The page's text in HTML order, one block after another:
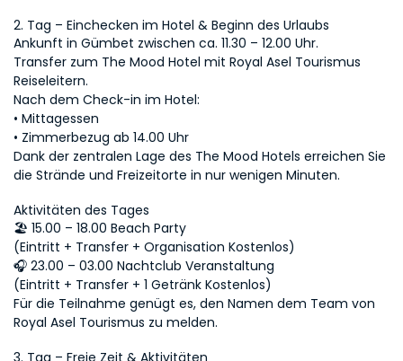
2. Tag – Einchecken im Hotel & Beginn des Urlaubs
Ankunft in Gümbet zwischen ca. 11.30 – 12.00 Uhr.
Transfer zum The Mood Hotel mit Royal Asel Tourismus
Reiseleitern.
Nach dem Check-in im Hotel:
• Mittagessen
• Zimmerbezug ab 14.00 Uhr
Dank der zentralen Lage des The Mood Hotels erreichen Sie
die Strände und Freizeitorte in nur wenigen Minuten.
Aktivitäten des Tages
🏖 15.00 – 18.00 Beach Party
(Eintritt + Transfer + Organisation Kostenlos)
🎧 23.00 – 03.00 Nachtclub Veranstaltung
(Eintritt + Transfer + 1 Getränk Kostenlos)
Für die Teilnahme genügt es, den Namen dem Team von
Royal Asel Tourismus zu melden.
3. Tag – Freie Zeit & Aktivitäten